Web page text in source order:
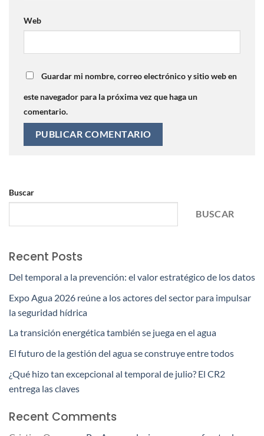
Web
Guardar mi nombre, correo electrónico y sitio web en
este navegador para la próxima vez que haga un
comentario.
Buscar
BUSCAR
Recent Posts
Del temporal a la prevención: el valor estratégico de los datos
Expo Agua 2026 reúne a los actores del sector para impulsar
la seguridad hídrica
La transición energética también se juega en el agua
El futuro de la gestión del agua se construye entre todos
¿Qué hizo tan excepcional al temporal de julio? El CR2
entrega las claves
Recent Comments